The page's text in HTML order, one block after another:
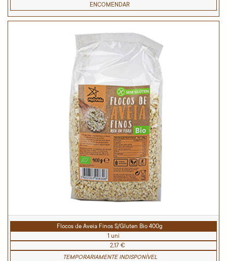
ENCOMENDAR
Flocos de Aveia Finos S/Gluten Bio 400g
1 uni
2,17 €
TEMPORARIAMENTE INDISPONÍVEL